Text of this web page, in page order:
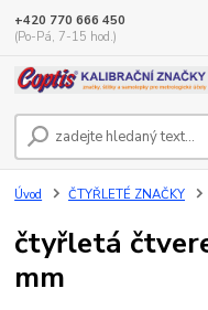
+420 770 666 450
(Po-Pá, 7-15 hod.)
Úvod ČTYŘLETÉ ZNAČKY
čtyřletá
mm